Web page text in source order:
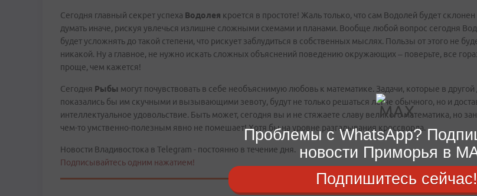
Сегодня главный секрет успеха Водолея кроется в простоте! Жаль только, что сам Водолей будет склонен
думать иначе, рискуя увлечься излишне сложными схемами и планами. Вообще любой вопрос сегодня
будет усложнять до такой степени, что рискует заблудиться в собственных мыслях. Пользы от этого не
никакой. Ну а главное, не нужно искать сложных объяснений поведению окружающих – поверьте, все
проще, чем кажется!
Сегодня Рыбы могут почувствовать в себе необъяснимую любовь к математике. Задачи, которые в другой
показались бы им скучными и вызывающими зевоту, будут не только решаться легче обычного, но и
интеллектуальное удовольствие. Быть может, сегодня вы и не стяжаете славу великого математика, но
чем-то умственно-полезным явно не помешает! Хотя бы на уровне разгадывания кроссворда.
Новости Владивостока в Telegram - постоянно в течение дня.
Подписывайтесь одним нажатием!
Проблемы с WhatsApp?
новости Приморья в
Подпишитесь сейчас!